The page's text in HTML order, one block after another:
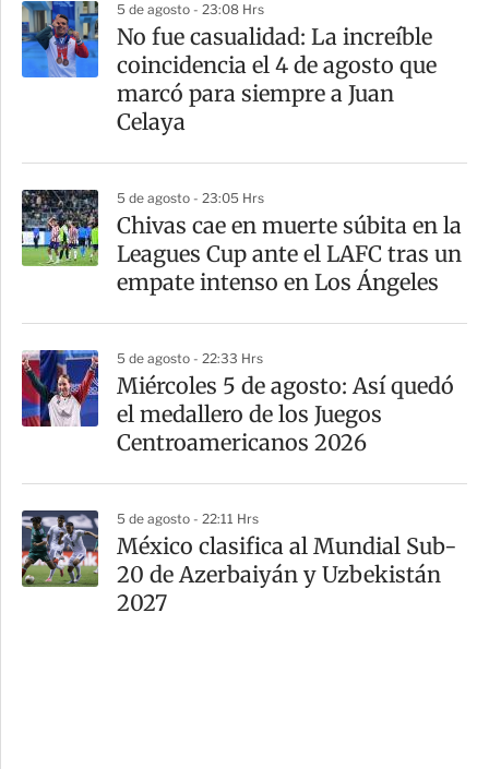
5 de agosto - 23:08 Hrs
No fue casualidad: La increíble
coincidencia el 4 de agosto que
marcó para siempre a Juan
Celaya
5 de agosto - 23:05 Hrs
Chivas cae en muerte súbita en la
Leagues Cup ante el LAFC tras un
empate intenso en Los Ángeles
5 de agosto - 22:33 Hrs
Miércoles 5 de agosto: Así quedó
el medallero de los Juegos
Centroamericanos 2026
5 de agosto - 22:11 Hrs
México clasifica al Mundial Sub-
20 de Azerbaiyán y Uzbekistán
2027